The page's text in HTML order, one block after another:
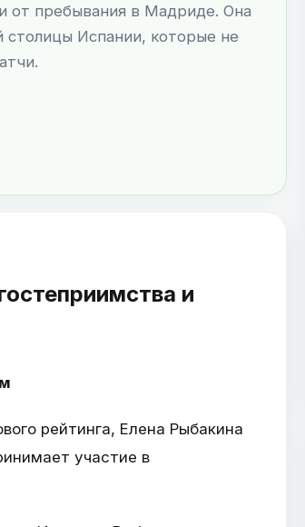
от пребывания в Мадриде. Она
Испании, которые не
и
рейтинга, Елена Рыбакина
участие в